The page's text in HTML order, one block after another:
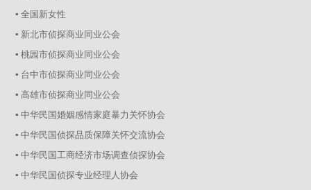
▪ 全国新女性
▪ 新北市侦探商业同业公会
▪ 桃园市侦探商业同业公会
▪ 台中市侦探商业同业公会
▪ 高雄市侦探商业同业公会
▪ 中华民国婚姻感情家庭暴力关怀协会
▪ 中华民国侦探品质保障关怀交流协会
▪ 中华民国工商经济市场调查侦探协会
▪ 中华民国侦探专业经理人协会